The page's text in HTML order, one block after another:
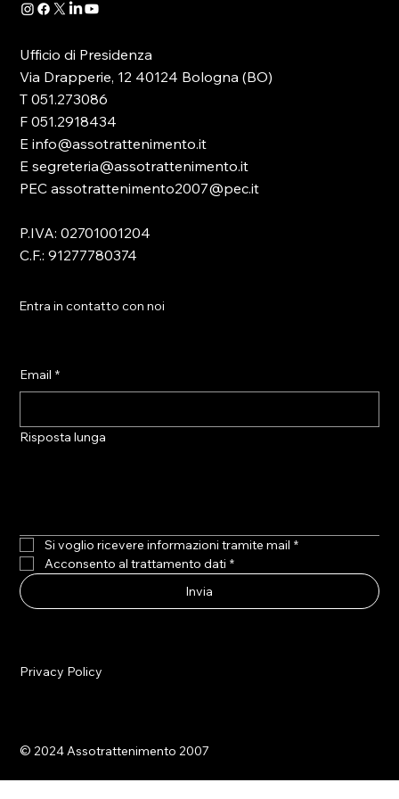
Ufficio di Presidenza
Via Drapperie, 12 40124 Bologna (BO)
T 051.273086
F 051.2918434
E info@assotrattenimento.it
E segreteria@assotrattenimento.it
PEC assotrattenimento2007@pec.it
P.IVA: 02701001204
C.F.: 91277780374
Entra in contatto con noi
Email *
Risposta lunga
Si voglio ricevere informazioni tramite mail *
Acconsento al trattamento dati *
Invia
Privacy Policy
© 2024 Assotrattenimento 2007